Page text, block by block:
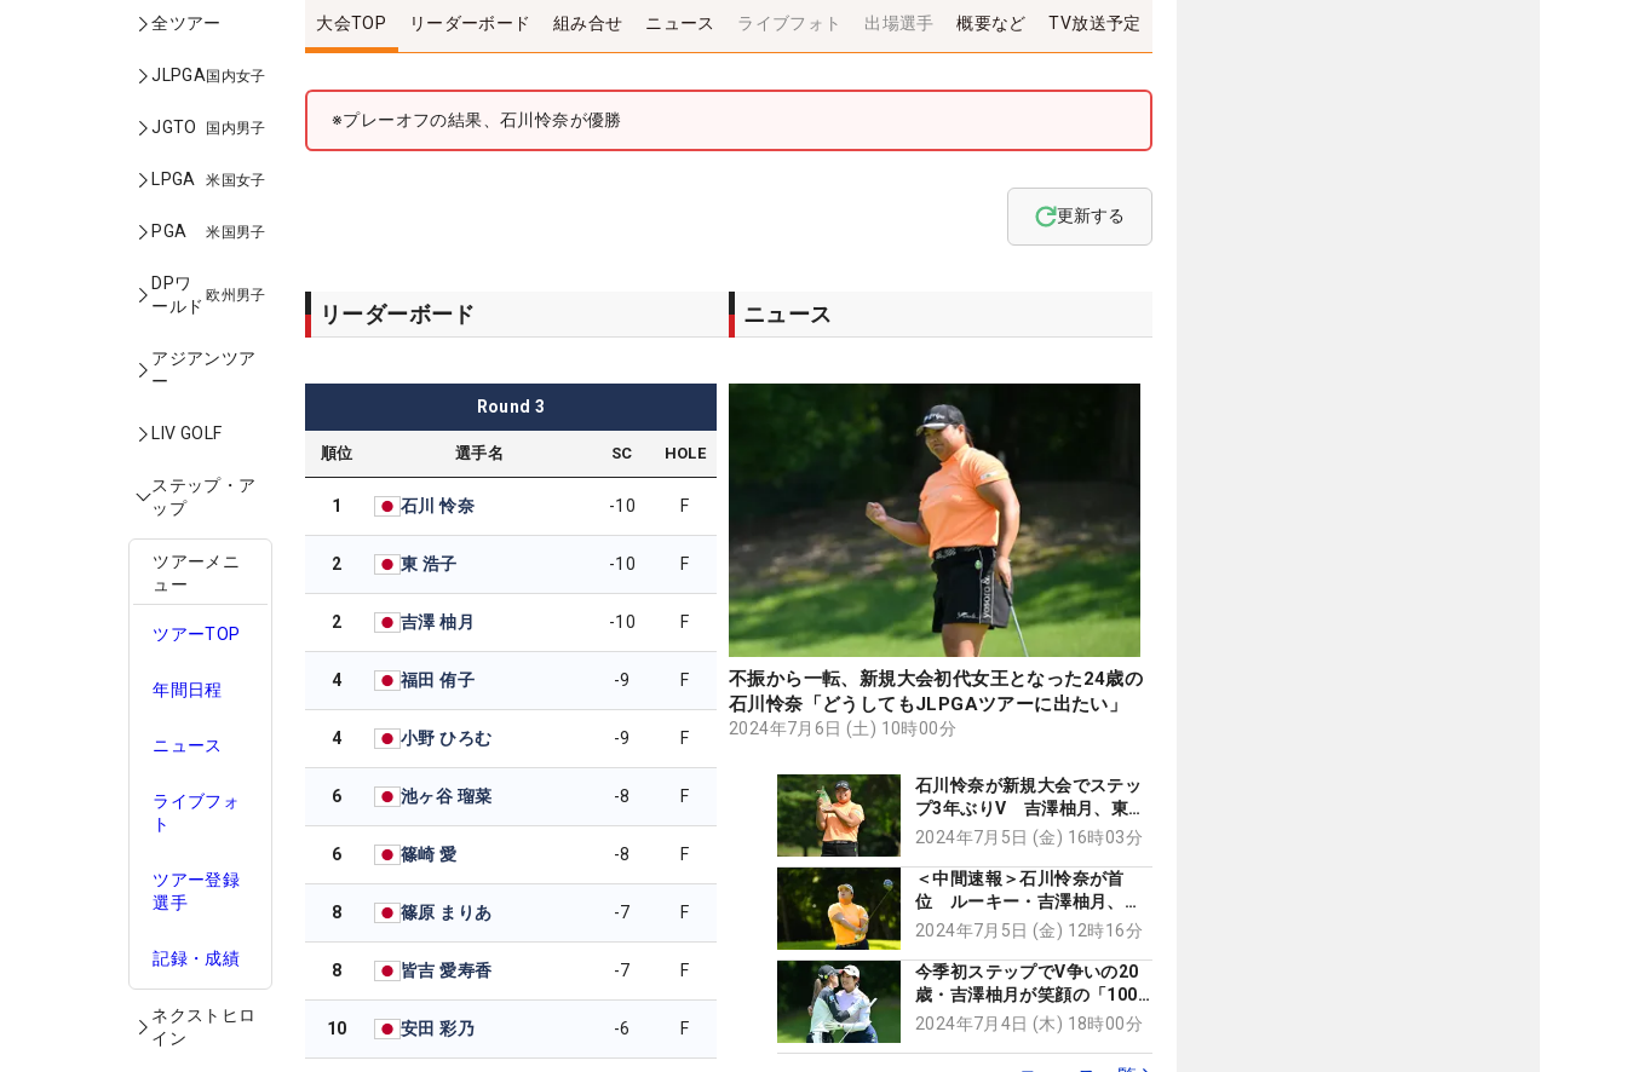
全ツアー
JLPGA国内女子
JGTO 国内男子
LPGA 米国女子
PGA 米国男子
DPワ
ールド
欧州男子
アジアンツア
ー
LIV GOLF
ステップ・ア
ップ
ツアーメニ
ュー
ツアーTOP
年間日程
ニュース
ライブフォ
ト
ツアー登録
選手
記録・成績
ネクストヒロ
イン
大会TOP リーダーボード 組み合せ ニュース ライブフォト 出場選手 概要など TV放送予定
※プレーオフの結果、石川怜奈が優勝
更新する
リーダーボード
Round 3
順位 選手名 SC HOLE
1 石川 怜奈 -10 F
2 東 浩子 -10 F
2 吉澤 柚月 -10 F
4 福田 侑子 -9 F
4 小野 ひろむ -9 F
6 池ヶ谷 瑠菜 -8 F
6 篠崎 愛 -8 F
8 篠原 まりあ -7 F
8 皆吉 愛寿香 -7 F
10 安田 彩乃 -6 F
ニュース
不振から一転、新規大会初代女王となった24歳の
石川怜奈「どうしてもJLPGAツアーに出たい」
2024年7月6日 (土) 10時00分
石川怜奈が新規大会でステッ
プ3年ぶりV 吉澤柚月、東浩
子とのプレーオフ制す
2024年7月5日 (金) 16時03分
＜中間速報＞石川怜奈が首
位 ルーキー・吉澤柚月、小
野祐夢が1差追走
2024年7月5日 (金) 12時16分
今季初ステップでV争いの20
歳・吉澤柚月が笑顔の「100
点満点」 新規大会の初代女
2024年7月4日 (木) 18時00分